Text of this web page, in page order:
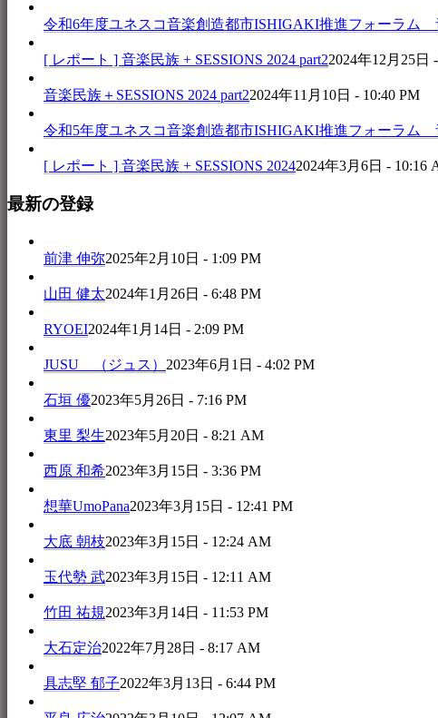
令和6年度ユネスコ音楽創造都市ISHIGAKI推進フォーラム
[ レポート ] 音楽民族 + SESSIONS 2024 part22024年12月25日
音楽民族＋SESSIONS 2024 part22024年11月10日 - 10:40 PM
令和5年度ユネスコ音楽創造都市ISHIGAKI推進フォーラム
[ レポート ] 音楽民族 + SESSIONS 20242024年3月6日 - 10:16
最新の登録
前津 伸弥2025年2月10日 - 1:09 PM
山田 健太2024年1月26日 - 6:48 PM
RYOEI2024年1月14日 - 2:09 PM
JUSU （ジュス） 2023年6月1日 - 4:02 PM
石垣 優2023年5月26日 - 7:16 PM
東里 梨生2023年5月20日 - 8:21 AM
西原 和希2023年3月15日 - 3:36 PM
想華UmoPana2023年3月15日 - 12:41 PM
大底 朝枝2023年3月15日 - 12:24 AM
玉代勢 武2023年3月15日 - 12:11 AM
竹田 祐規2023年3月14日 - 11:53 PM
大石定治2022年7月28日 - 8:17 AM
具志堅 郁子2022年3月13日 - 6:44 PM